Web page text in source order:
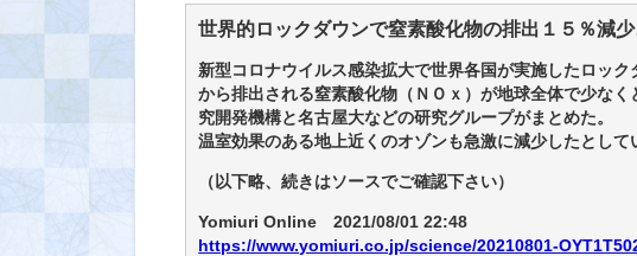
世界的ロックダウンで窒素酸化物の排出１５％減
新型コロナウイルス感染拡大で世界各国が実施したロッ
から排出される窒素酸化物（ＮＯｘ）が地球全体で少な
究開発機構と名古屋大などの研究グループがまとめた。
温室効果のある地上近くのオゾンも急激に減少したとして
（以下略、続きはソースでご確認下さい）
Yomiuri Online 2021/08/01 22:48
https://www.yomiuri.co.jp/science/20210801-